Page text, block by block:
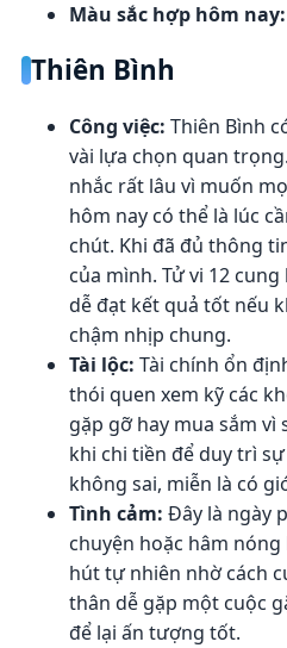
Màu sắc hợp hôm nay:
Thiên Bình
Công việc: Thiên Bình
vài lựa chọn quan
nhắc rất lâu vì muốn
hôm nay có thể là lúc
chút. Khi đã đủ thông
của mình. Tử vi 12
dễ đạt kết quả tốt nếu
chậm nhịp chung.
Tài lộc: Tài chính ổn
thói quen xem kỹ các
gặp gỡ hay mua sắm vì
khi chi tiền để duy trì
không sai, miễn là có
Tình cảm: Đây là ngày
chuyện hoặc hâm
hút tự nhiên nhờ cách
thân dễ gặp một cuộc
để lại ấn tượng tốt.